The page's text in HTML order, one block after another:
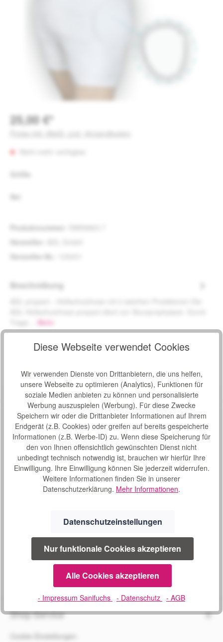
25,00 €*
Set
Produktnummer:
Beschreibung
Mehr
SERVICE
02241 1694604
und Freitag 08:30 bis 14:00 Uhr
Oder über unserKontaktformular.
Vertrag widerrufen
Shop-Service
Cookie-Einstellungen
Diese Webseite verwendet Cookies
Wir verwenden Dienste von Drittanbietern, die uns helfen,
unsere Webseite zu optimieren (Analytics), Funktionen für
soziale Medien anbieten zu können und personalisierte
Werbung auszuspielen (Werbung). Für diese Zwecke
Speichern wir oder die Drittanbieter Informationen auf Ihrem
Endgerät (z.B. Cookies) oder greifen auf bereits gespeicherte
Informationen (z.B. Werbe-ID) zu. Wenn diese Speicherung für
den von Ihnen offensichtlich gewünschten Dienst nicht
unbedingt technisch notwendig ist, brauchen wir hierfür Ihre
Einwilligung. Ihre Einwilligung können Sie jederzeit widerrufen.
Weitere Informationen finden Sie in unserer
Datenschutzerklärung. Mehr Informationen.
Datenschutzeinstellungen
Nur funktionale Cookies akzeptieren
Alle Cookies akzeptieren
- Impressum Sanifuchs - Datenschutz - AGB